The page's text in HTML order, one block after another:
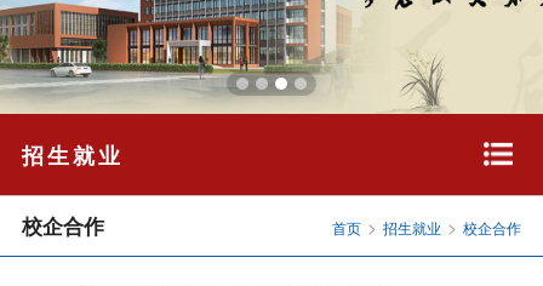
招生就业
校企合作 首页 > 招生就业 > 校企合作